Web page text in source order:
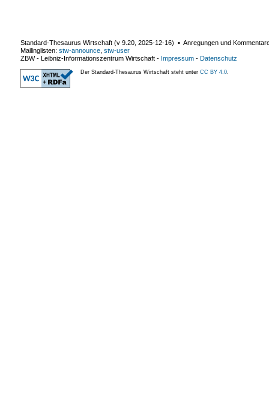
Standard-Thesaurus Wirtschaft (v 9.20 2025-12-16) ▪ Anregungen und
Mailinglisten: stw-announce stw-user
ZBW - Leibniz-Informationszentrum Wirtschaft - Impressum - Datenschutz
Der Standard-Thesaurus Wirtschaft steht unter CC BY 4.0